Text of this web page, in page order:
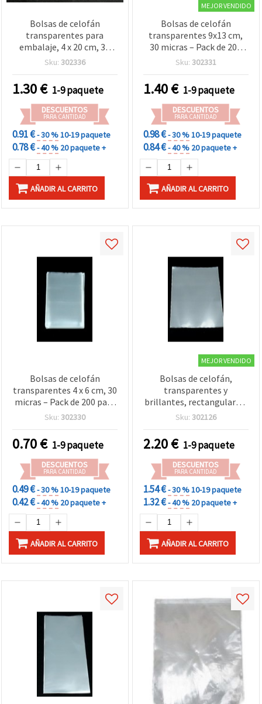
Bolsas de celofán
transparentes para
embalaje, 4 x 20 cm, 30
micras, 200 uds – para
proyectos de
manualidades
Sku: 302336
1.30€ 1-9 paquete
DESCUENTOS
PARA CANTIDAD
0.91 €- 30 %10-19 paquete
0.78 €- 40 % 20 paquete +
AÑADIR AL CARRITO
MEJOR VENDIDO
Bolsas de celofán
transparentes 9x13 cm,
30 micras – Pack de 200
unidades para
Sku: 302331
1.40€ 1-9 paquete
DESCUENTOS
PARA CANTIDAD
0.98 €- 30 %10-19 paquete
0.84 €- 40 % 20 paquete +
AÑADIR AL CARRITO
Bolsas de celofán
transparentes 4 x 6 cm, 30
micras – Pack de 200 para
manualidades
Sku: 302330
0.70€ 1-9 paquete
DESCUENTOS
PARA CANTIDAD
0.49 €- 30 %10-19 paquete
0.42 €- 40 % 20 paquete +
AÑADIR AL CARRITO
MEJOR VENDIDO
Bolsas de celofán,
transparentes y
brillantes, rectangulares,
12 x 18 cm, 30 micras, 200
de embalaje para tarjetas,
fotos, documentos y
regalos
Sku: 302126
2.20€ 1-9 paquete
DESCUENTOS
PARA CANTIDAD
1.54 €- 30 %10-19 paquete
1.32 €- 40 % 20 paquete +
AÑADIR AL CARRITO